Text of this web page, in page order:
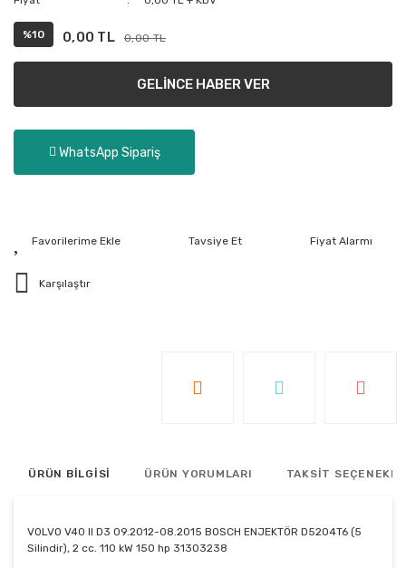
%10 0,00 TL 0,00 TL
GELİNCE HABER VER
WhatsApp Sipariş
Tavsiye Et Fiyat Alarmı
Karşılaştır
ÜRÜN BİLGİSİ ÜRÜN YORUMLARI TAKSİT
VOLVO V40 II D3 09.2012-08.2015 BOSCH ENJEKTÖR D5204T6 (5
Silindir), 2 cc. 110 kW 150 hp 31303238